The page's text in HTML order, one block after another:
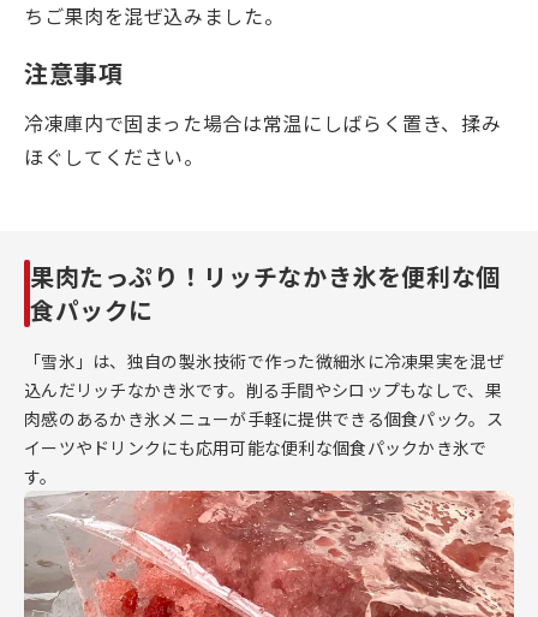
ちご果肉を混ぜ込みました。
注意事項
冷凍庫内で固まった場合は常温にしばらく置き、揉み
ほぐしてください。
果肉たっぷり！リッチなかき氷を便利な個
食パックに
「雪氷」は、独自の製氷技術で作った微細氷に冷凍果実を混ぜ
込んだリッチなかき氷です。削る手間やシロップもなしで、果
肉感のあるかき氷メニューが手軽に提供できる個食パック。ス
イーツやドリンクにも応用可能な便利な個食パックかき氷で
す。